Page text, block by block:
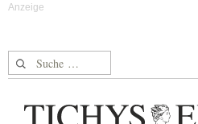
Suche nach: